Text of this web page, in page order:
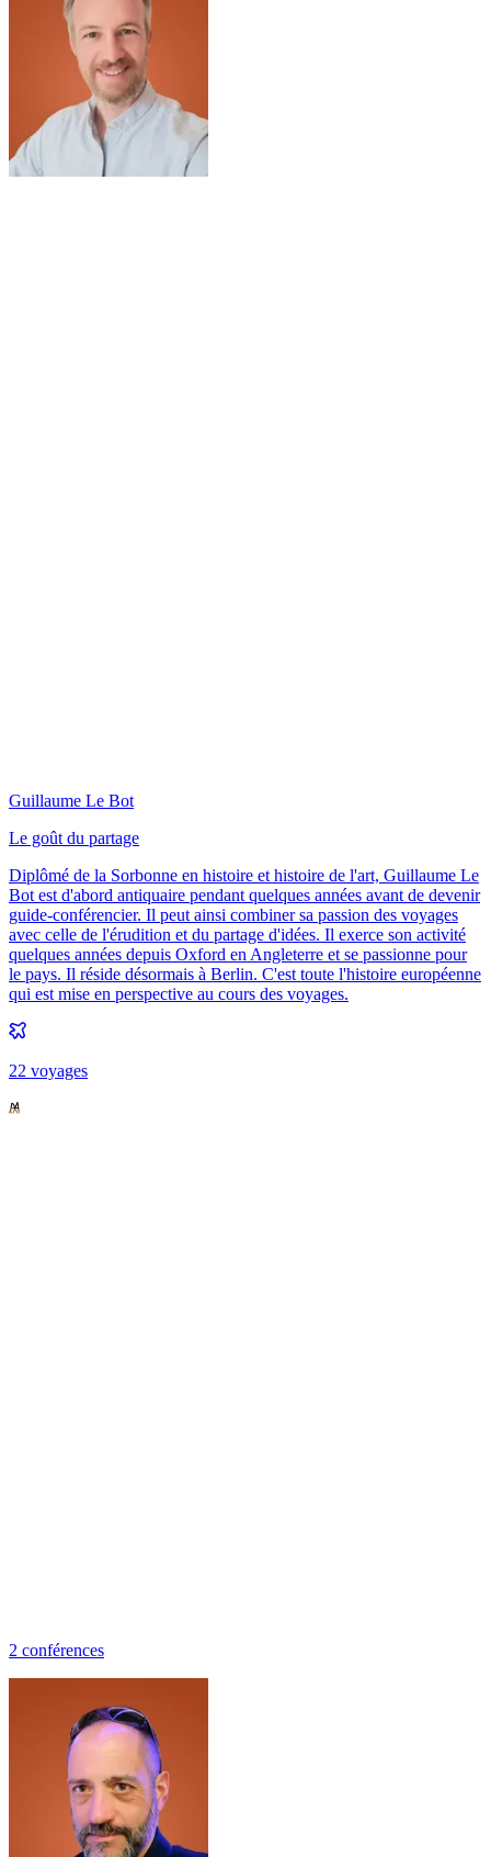
Guillaume Le Bot
Le goût du partage
Diplômé de la Sorbonne en histoire et histoire de l'art, Guillaume Le
Bot est d'abord antiquaire pendant quelques années avant de devenir
guide-conférencier. Il peut ainsi combiner sa passion des voyages
avec celle de l'érudition et du partage d'idées. Il exerce son activité
quelques années depuis Oxford en Angleterre et se passionne pour
le pays. Il réside désormais à Berlin. C'est toute l'histoire européenne
qui est mise en perspective au cours des voyages.
22 voyages
2 conférences